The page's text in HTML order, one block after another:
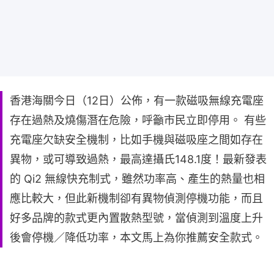
香港海關今日（12日）公佈，有一款磁吸無線充電座
存在過熱及燒傷潛在危險，呼籲市民立即停用。 有些
充電座欠缺安全機制，比如手機與磁吸座之間如存在
異物，或可導致過熱，最高達攝氏148.1度！最新發表
的 Qi2 無線快充制式，雖然功率高、產生的熱量也相
應比較大，但此新機制卻有異物偵測停機功能，而且
好多品牌的款式更內置散熱型號，當偵測到溫度上升
後會停機／降低功率，本文馬上為你推薦安全款式。